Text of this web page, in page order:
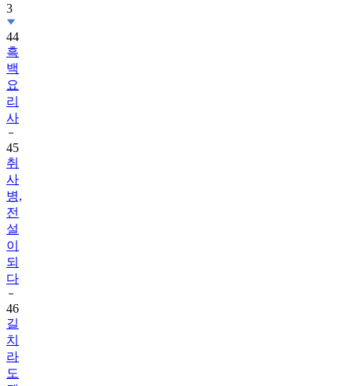
44
흑
백
요
리
사
45
취
사
병,
전
설
이
되
다
46
길
치
라
도
괜
찮